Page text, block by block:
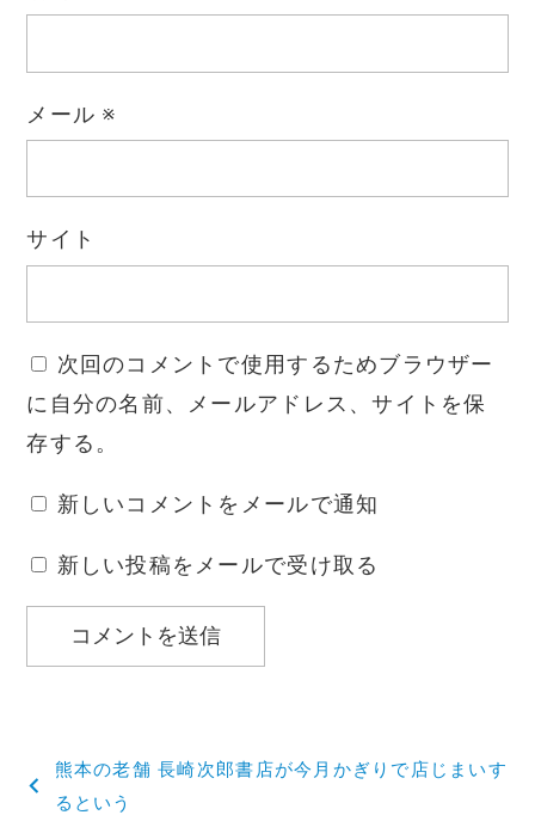
メール ※
サイト
次回のコメントで使用するためブラウザー
に自分の名前、メールアドレス、サイトを保
存する。
新しいコメントをメールで通知
新しい投稿をメールで受け取る
稿
熊本の老舗 長崎次郎書店が今月かぎりで店じまいす
るという